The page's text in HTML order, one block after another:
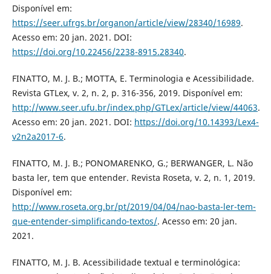
Disponível em:
https://seer.ufrgs.br/organon/article/view/28340/16989.
Acesso em: 20 jan. 2021. DOI:
https://doi.org/10.22456/2238-8915.28340.
FINATTO, M. J. B.; MOTTA, E. Terminologia e Acessibilidade.
Revista GTLex, v. 2, n. 2, p. 316-356, 2019. Disponível em:
http://www.seer.ufu.br/index.php/GTLex/article/view/44063.
Acesso em: 20 jan. 2021. DOI: https://doi.org/10.14393/Lex4-
v2n2a2017-6.
FINATTO, M. J. B.; PONOMARENKO, G.; BERWANGER, L. Não
basta ler, tem que entender. Revista Roseta, v. 2, n. 1, 2019.
Disponível em:
http://www.roseta.org.br/pt/2019/04/04/nao-basta-ler-tem-
que-entender-simplificando-textos/. Acesso em: 20 jan.
2021.
FINATTO, M. J. B. Acessibilidade textual e terminológica: